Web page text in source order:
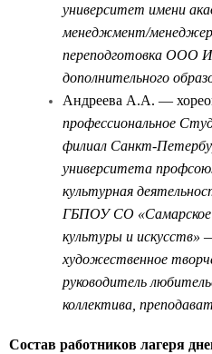
университет имени
менеджмент/менеджер
переподготовка ООО
дополнительного
Андреева А.А. —
профессиональное
филиал Санкт-
университета
культурная
ГБПОУ СО «Самарское
культуры и искусств»
художественное
руководитель
коллектива,
Состав работников лагеря